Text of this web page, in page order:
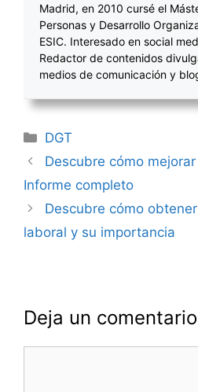
Madrid, en 2010 cursé el
Personas y Desarrollo
ESIC. Interesado en social
Redactor de contenidos
medios de comunicación y
Categorías
DGT
Navegación
de
Descubre cómo
Informe completo
Descubre cómo
laboral y su importancia
Deja un comentario